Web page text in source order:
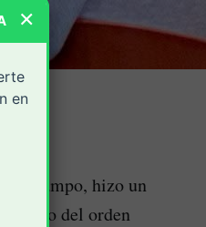
Campo, hizo un
del orden
×
en